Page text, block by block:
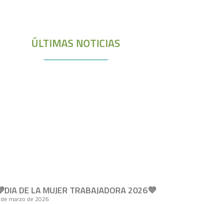
ÚLTIMAS NOTICIAS
DE LA MUJER TRABAJADORA 2026💜
marzo de 2026